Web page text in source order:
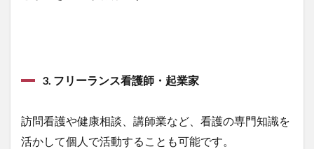
3. フリーランス看護師・起業家
訪問看護や健康相談、講師業など、看護の専門知識を
活かして個人で活動することも可能です。